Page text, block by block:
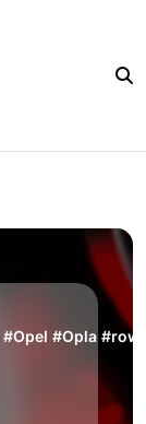
#Opel #Opla #